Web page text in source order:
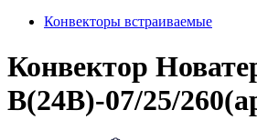
Конвекторы встраиваемые
Конвектор
В(24В)-07/25/